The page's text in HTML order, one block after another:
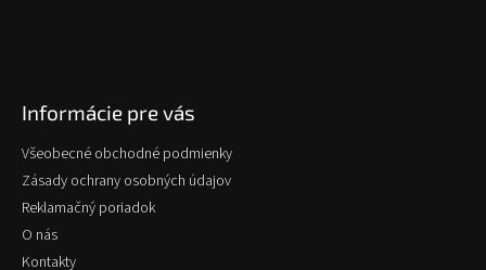
Informácie pre vás
Všeobecné obchodné podmienky
Zásady ochrany osobných údajov
Reklamačný poriadok
O nás
Kontakty